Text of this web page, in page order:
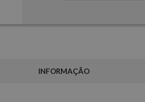
INFORMAÇÃO